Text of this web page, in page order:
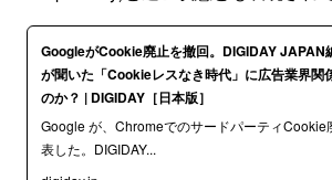
GoogleがCookie廃止を撤回。DIGIDAY JAPAN
が聞いた「Cookieレスなき時代」に広告業界関
のか？ | DIGIDAY［日本版］
Google が、ChromeでのサードパーティCookie
表した。DIGIDAY...